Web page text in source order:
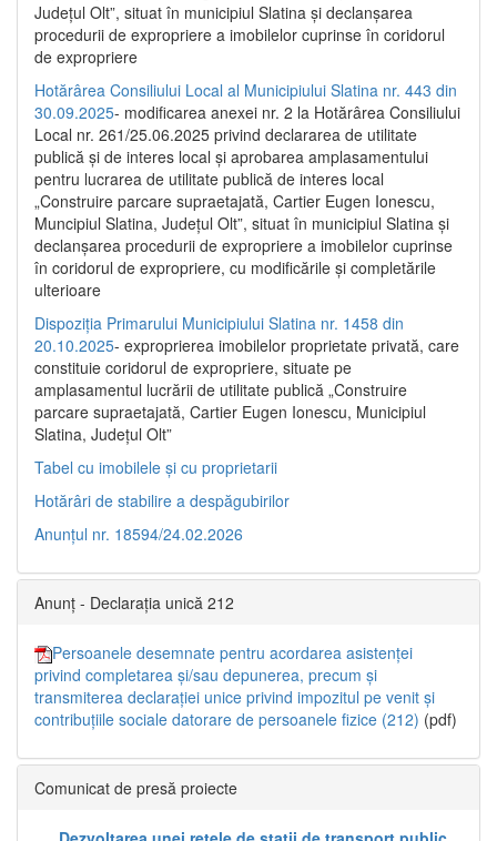
Județul Olt”, situat în municipiul Slatina și declanșarea
procedurii de expropriere a imobilelor cuprinse în coridorul
de expropriere
Hotărârea Consiliului Local al Municipiului Slatina nr. 443 din
30.09.2025- modificarea anexei nr. 2 la Hotărârea Consiliului
Local nr. 261/25.06.2025 privind declararea de utilitate
publică şi de interes local şi aprobarea amplasamentului
pentru lucrarea de utilitate publică de interes local
„Construire parcare supraetajată, Cartier Eugen Ionescu,
Muncipiul Slatina, Judeţul Olt”, situat în municipiul Slatina şi
declanşarea procedurii de expropriere a imobilelor cuprinse
în coridorul de expropriere, cu modificările şi completările
ulterioare
Dispoziția Primarului Municipiului Slatina nr. 1458 din
20.10.2025- exproprierea imobilelor proprietate privată, care
constituie coridorul de expropriere, situate pe
amplasamentul lucrării de utilitate publică „Construire
parcare supraetajată, Cartier Eugen Ionescu, Municipiul
Slatina, Județul Olt”
Tabel cu imobilele și cu proprietarii
Hotărâri de stabilire a despăgubirilor
Anunțul nr. 18594/24.02.2026
Anunț - Declarația unică 212
Persoanele desemnate pentru acordarea asistenței
privind completarea și/sau depunerea, precum și
transmiterea declarației unice privind impozitul pe venit și
contribuțiile sociale datorare de persoanele fizice (212) (pdf)
Comunicat de presă proiecte